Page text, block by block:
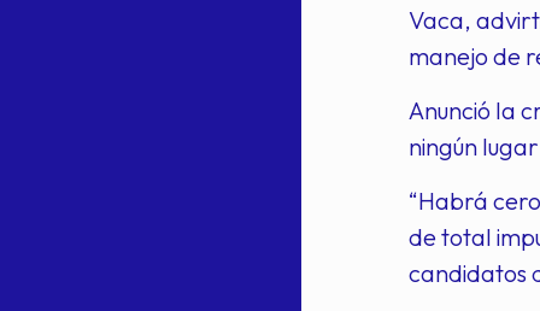
Vaca,
manejo de
Anunció la
ningún
“Habrá
de total
candidatos